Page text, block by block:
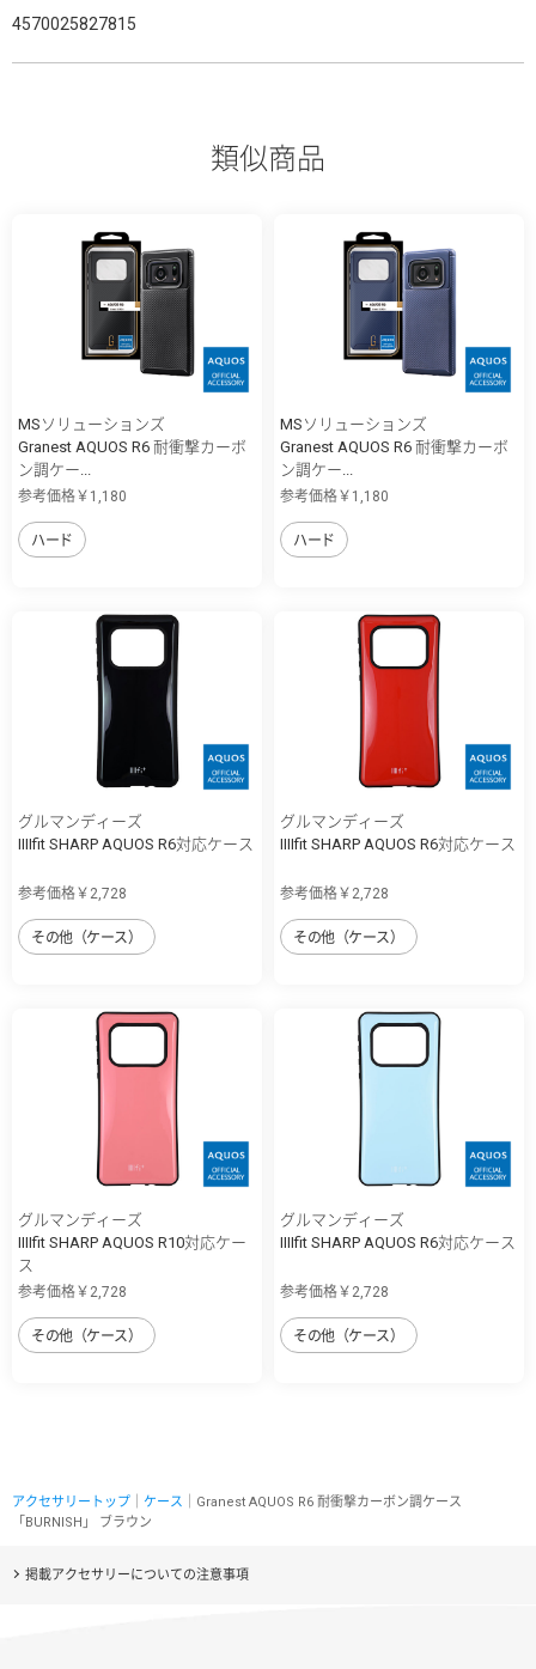
4570025827815
類似商品
MSソリューションズ
Granest AQUOS R6 耐衝撃カーボ
ン調ケー...
参考価格￥1,180
ハード
MSソリューションズ
Granest AQUOS R6 耐衝撃カーボ
ン調ケー...
参考価格￥1,180
ハード
グルマンディーズ
IIIIfit SHARP AQUOS R6対応ケース
参考価格￥2,728
その他（ケース）
グルマンディーズ
IIIIfit SHARP AQUOS R6対応ケース
参考価格￥2,728
その他（ケース）
グルマンディーズ
IIIIfit SHARP AQUOS R10対応ケー
ス
参考価格￥2,728
その他（ケース）
グルマンディーズ
IIIIfit SHARP AQUOS R6対応ケース
参考価格￥2,728
その他（ケース）
アクセサリートップ ケース ｜Granest AQUOS R6 耐衝撃カーボン調ケース
「BURNISH」 ブラウン
掲載アクセサリーについての注意事項